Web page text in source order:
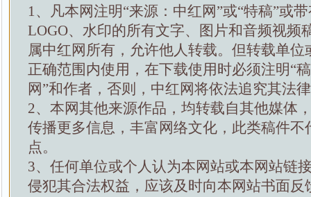
1、凡本网注明“来源：中红网”或“特稿”或
LOGO、水印的所有文字、图片和音频视频
属中红网所有，允许他人转载。但转载单位
正确范围内使用，在下载使用时必须注明“
网”和作者，否则，中红网将依法追究其法
2、本网其他来源作品，均转载自其他媒体
传播更多信息，丰富网络文化，此类稿件不
点。
3、任何单位或个人认为本网站或本网站链
侵犯其合法权益，应该及时向本网站书面反